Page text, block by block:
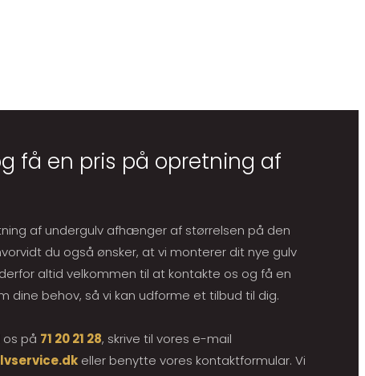
få en pris på opretning af
af undergulv afhænger af størrelsen på den
du også ønsker, at vi monterer dit nye gulv
altid velkommen til at kontakte os og få en
dine behov, så vi kan udforme et tilbud til dig.
os på 71 20 21 28, skrive til vores e-mail
eller benytte vores kontaktformular. Vi